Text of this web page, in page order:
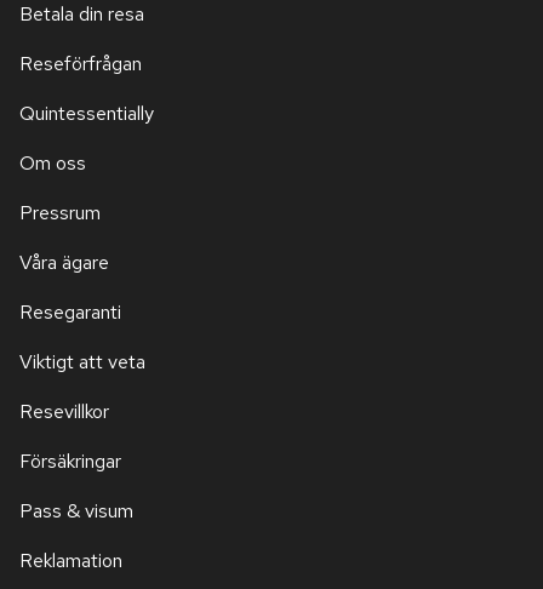
Betala din resa
Reseförfrågan
Quintessentially
Om oss
Pressrum
Våra ägare
Resegaranti
Viktigt att veta
Resevillkor
Försäkringar
Pass & visum
Reklamation